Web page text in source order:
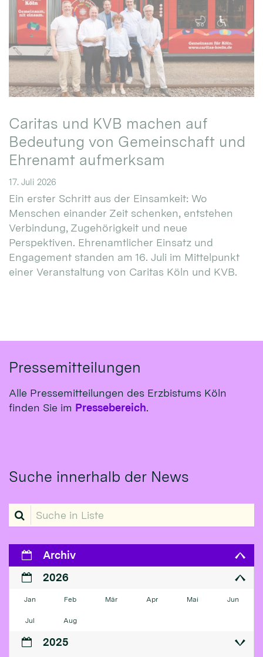
Caritas und KVB machen auf
Bedeutung von Gemeinschaft und
Ehrenamt aufmerksam
17. Juli 2026
Ein erster Schritt aus der Einsamkeit: Wo
Menschen einander Zeit schenken, entstehen
Verbindung, Zugehörigkeit und neue
Perspektiven. Ehrenamtlicher Einsatz und
Engagement standen am 16. Juli im Mittelpunkt
einer Veranstaltung von Caritas Köln und KVB.
Pressemitteilungen
Alle Pressemitteilungen des Erzbistums Köln
finden Sie im Pressebereich.
Suche innerhalb der News
Suche in Liste
Archiv
2026
Jan Feb Mär Apr Mai Jun
Jul Aug
2025